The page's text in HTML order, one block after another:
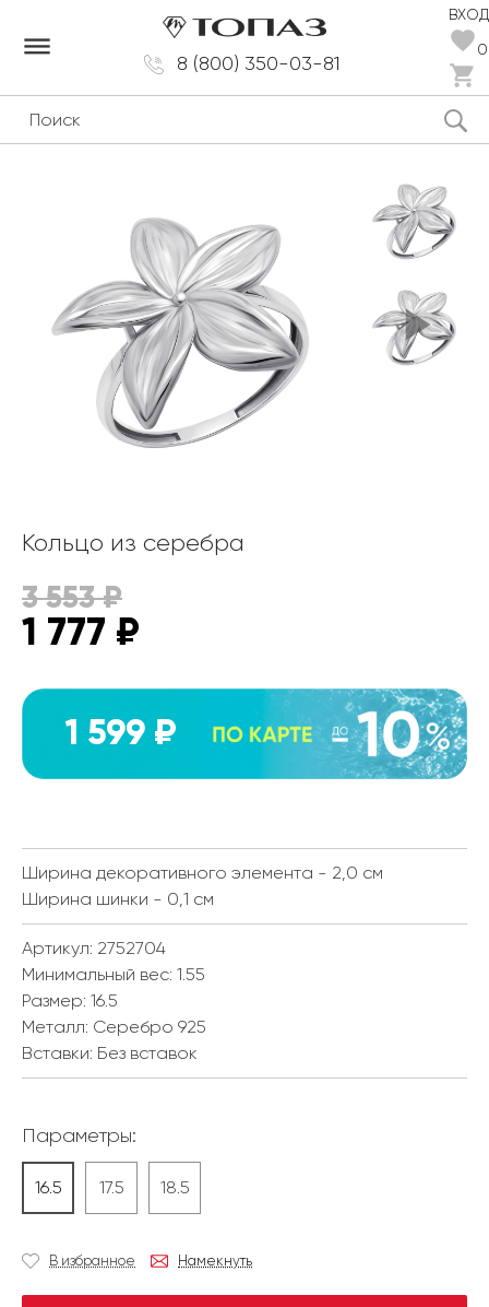
8 (800) 350-03-81
ВХОД
0
dehaze
Кольцо из серебра
3 553₽
1 777 ₽
1 599 ₽
Ширина декоративного элемента - 2,0 см
Ширина шинки - 0,1 см
Артикул: 2752704
Минимальный вес: 1.55
Размер: 16.5
Металл: Серебро 925
Вставки: Без вставок
Параметры:
16.5 17.5 18.5
В избранное Намекнуть